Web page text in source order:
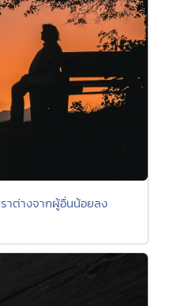
าต่างจากผู้อื่นน้อยลง